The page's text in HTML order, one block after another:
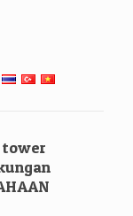
tower